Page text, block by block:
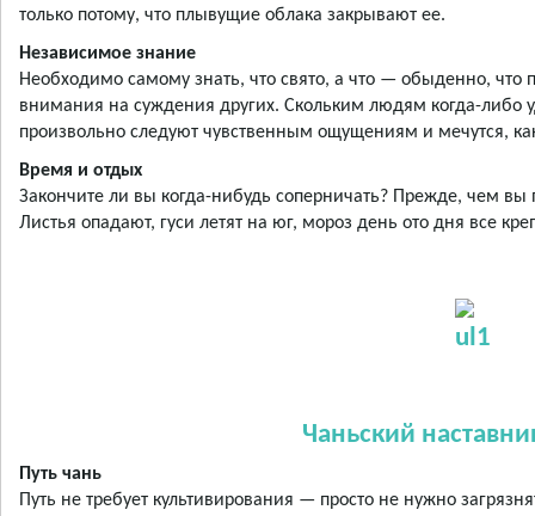
только потому, что плывущие облака закрывают ее.
Независимое знание
Необходимо самому знать, что свято, а что — обыденно,
внимания на суждения других. Скольким людям когда-либо
произвольно следуют чувственным ощущениям и мечутся,
Время и отдых
Закончите ли вы когда-нибудь соперничать? Прежде, чем
Листья опадают, гуси летят на юг, мороз день ото дня все
Чаньский
Путь чань
Путь не требует культивирования — просто не нужно